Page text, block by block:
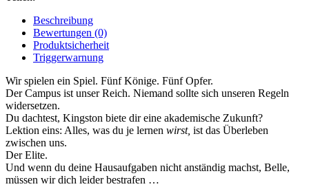
Beschreibung
Bewertungen (0)
Produktsicherheit
Triggerwarnung
Wir spielen ein Spiel. Fünf Könige. Fünf Opfer.
Der Campus ist unser Reich. Niemand sollte sich unseren Regeln
widersetzen.
Du dachtest, Kingston biete dir eine akademische Zukunft?
Lektion eins: Alles, was du je lernen wirst, ist das Überleben
zwischen uns.
Der Elite.
Und wenn du deine Hausaufgaben nicht anständig machst, Belle,
müssen wir dich leider bestrafen …